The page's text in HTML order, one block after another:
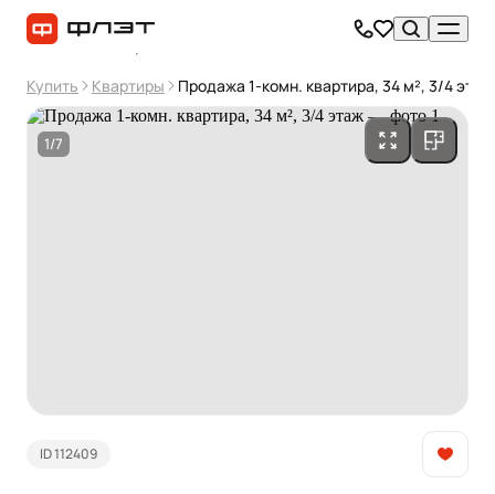
Купить Квартиры Продажа 1-комн. квартира, 34 м², 3/4 этаж
1/7
ID 112409